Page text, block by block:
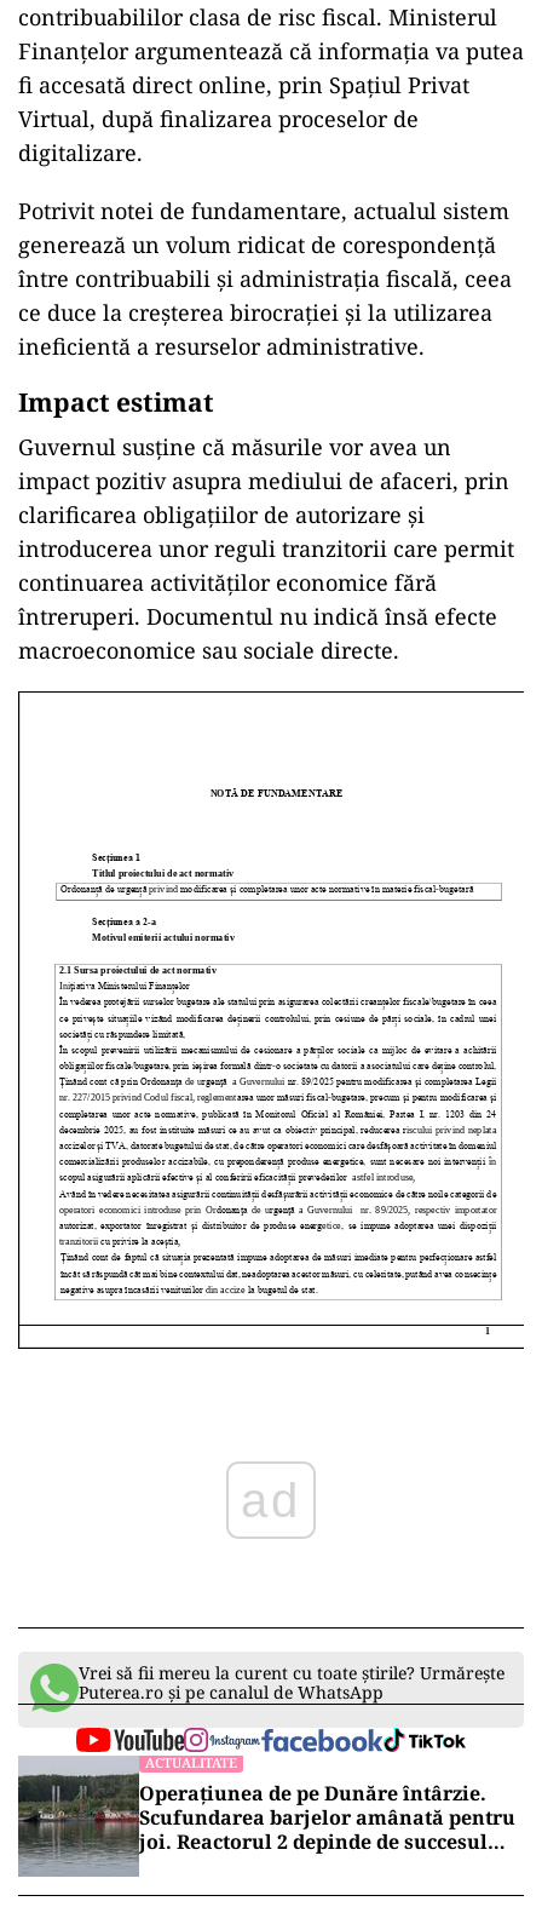
contribuabililor clasa de risc fiscal. Ministerul
Finanțelor argumentează că informația va putea
fi accesată direct online, prin Spațiul Privat
Virtual, după finalizarea proceselor de
digitalizare.
Potrivit notei de fundamentare, actualul sistem
generează un volum ridicat de corespondență
între contribuabili și administrația fiscală, ceea
ce duce la creșterea birocrației și la utilizarea
ineficientă a resurselor administrative.
Impact estimat
Guvernul susține că măsurile vor avea un
impact pozitiv asupra mediului de afaceri, prin
clarificarea obligațiilor de autorizare și
introducerea unor reguli tranzitorii care permit
continuarea activităților economice fără
întreruperi. Documentul nu indică însă efecte
macroeconomice sau sociale directe.
ad
Vrei să fii mereu la curent cu toate știrile? Urmărește
Puterea.ro și pe canalul de WhatsApp
ACTUALITATE
Operațiunea de pe Dunăre întârzie.
Scufundarea barjelor amânată pentru
joi. Reactorul 2 depinde de succesul